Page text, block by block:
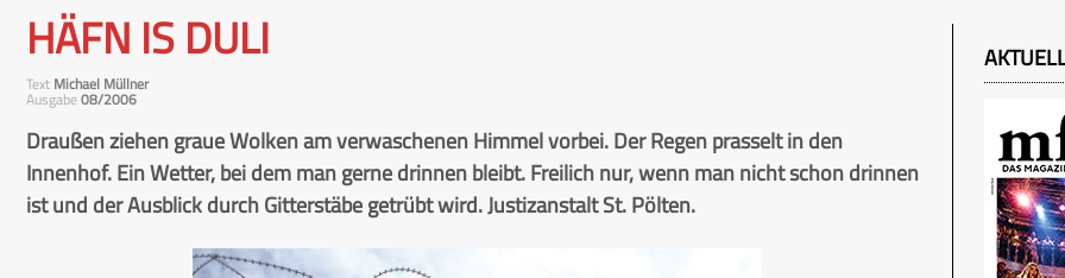
HÄFN IS DULI
Text Michael Müllner
Ausgabe08/2006
Draußen ziehen graue Wolken am verwaschenen Himmel vorbei. Der Regen prasselt in den
Innenhof. Ein Wetter, bei dem man gerne drinnen bleibt. Freilich nur, wenn man nicht schon drinnen
ist und der Ausblick durch Gitterstäbe getrübt wird. Justizanstalt St. Pölten.